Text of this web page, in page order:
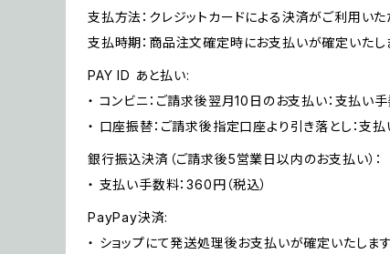
支払方法：クレジットカードによる決済がご利用いた
支払時期：商品注文確定時にお支払いが確定いたし
PAY ID あと払い:
・ コンビニ：ご請求後翌月10日のお支払い：支払い手
・ 口座振替：ご請求後指定口座より引き落とし：支
銀行振込決済（ご請求後5営業日以内のお支払い）：
・ 支払い手数料：360円（税込）
PayPay決済:
・ ショップにて発送処理後お支払いが確定いたします